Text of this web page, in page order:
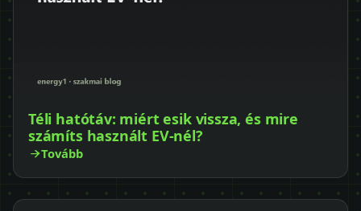
Téli hatótáv: miért esik vissza, és mire
számíts használt EV-nél?
Tovább